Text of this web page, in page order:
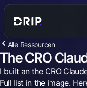
Alle Ressourcen
The CRO
I built an the CRO
Full list in the image.